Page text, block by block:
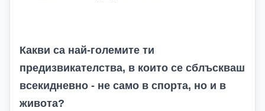
Какви са най-големите ти
предизвикателства, в които се сблъскваш
всекидневно - не само в спорта, но и в
живота?